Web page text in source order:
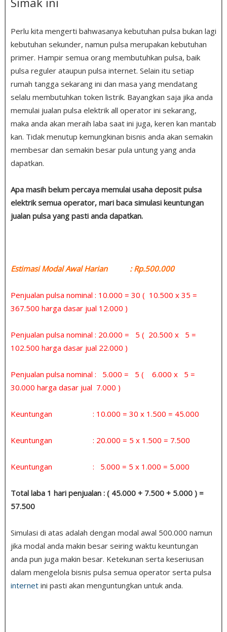
Perlu kita mengerti bahwasanya kebutuhan pulsa bukan lagi
kebutuhan sekunder, namun pulsa merupakan kebutuhan
primer. Hampir semua orang membutuhkan pulsa, baik
pulsa reguler ataupun pulsa internet. Selain itu setiap
rumah tangga sekarang ini dan masa yang mendatang
selalu membutuhkan token listrik. Bayangkan saja jika anda
memulai jualan pulsa elektrik all operator ini sekarang,
maka anda akan meraih laba saat ini juga, keren kan mantab
kan. Tidak menutup kemungkinan bisnis anda akan semakin
membesar dan semakin besar pula untung yang anda
dapatkan.
Apa masih belum percaya memulai usaha deposit pulsa
elektrik semua operator, mari baca simulasi keuntungan
jualan pulsa yang pasti anda dapatkan.
Estimasi Modal Awal Harian : Rp.500.000
Penjualan pulsa nominal : 10.000 = 30 ( 10.500 x 35 =
367.500 harga dasar jual 12.000 )
Penjualan pulsa nominal : 20.000 = 5 ( 20.500 x 5 =
102.500 harga dasar jual 22.000 )
Penjualan pulsa nominal : 5.000 = 5 ( 6.000 x 5 =
30.000 harga dasar jual 7.000 )
Keuntungan : 10.000 = 30 x 1.500 = 45.000
Keuntungan : 20.000 = 5 x 1.500 = 7.500
Keuntungan : 5.000 = 5 x 1.000 = 5.000
Total laba 1 hari penjualan : ( 45.000 + 7.500 + 5.000 ) =
57.500
Simulasi di atas adalah dengan modal awal 500.000 namun
jika modal anda makin besar seiring waktu keuntungan
anda pun juga makin besar. Ketekunan serta keseriusan
dalam mengelola bisnis pulsa semua operator serta pulsa
internet ini pasti akan menguntungkan untuk anda.